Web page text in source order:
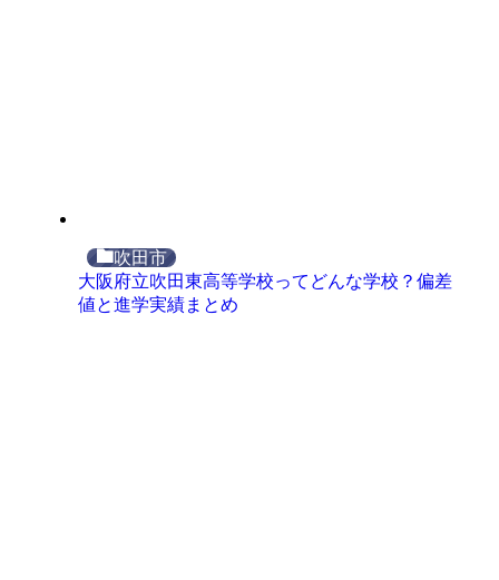
吹田市
大阪府立吹田東高等学校ってどんな学校？偏差
値と進学実績まとめ